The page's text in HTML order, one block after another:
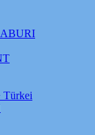
Türkei